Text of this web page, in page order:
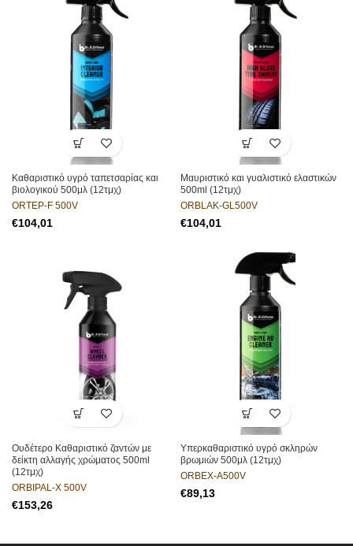
Καθαριστικό υγρό ταπετσαρίας και
βιολογικού 500μλ (12τμχ)
ORTEP-F 500V
€
Μαυριστικό και γυαλιστικό ελαστικών
500ml (12τμχ)
ORBLAK-GL500V
€
Ουδέτερο Καθαριστικό ζαντών με
δείκτη αλλαγής χρώματος 500ml
(12τμχ)
ORBIPAL-X 500V
€
Υπερκαθαριστικό υγρό σκληρών
βρωμιών 500μλ (12τμχ)
ORBEX-A500V
€